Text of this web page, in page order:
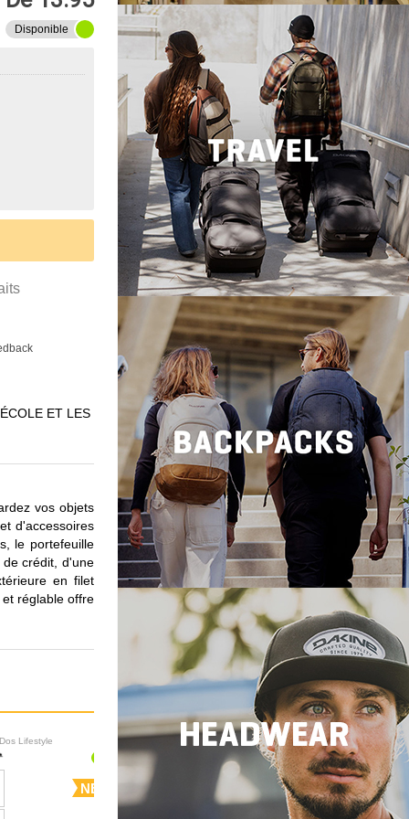
Disponible
ET LES
vos objets
d'accessoires
le portefeuille
crédit, d'une
en filet
réglable offre
Lifestyle
NEW
Sacs à Dos Lifestyle
NEW